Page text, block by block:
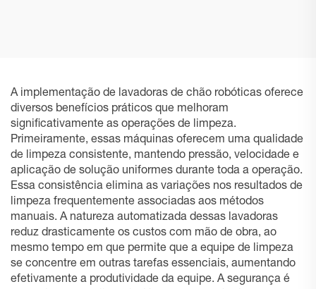
A implementação de lavadoras de chão robóticas oferece
diversos benefícios práticos que melhoram
significativamente as operações de limpeza.
Primeiramente, essas máquinas oferecem uma qualidade
de limpeza consistente, mantendo pressão, velocidade e
aplicação de solução uniformes durante toda a operação.
Essa consistência elimina as variações nos resultados de
limpeza frequentemente associadas aos métodos
manuais. A natureza automatizada dessas lavadoras
reduz drasticamente os custos com mão de obra, ao
mesmo tempo em que permite que a equipe de limpeza
se concentre em outras tarefas essenciais, aumentando
efetivamente a produtividade da equipe. A segurança é